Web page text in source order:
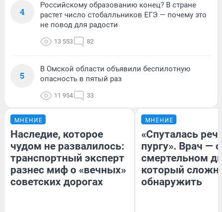
4
Российскому образованию конец? В стране
растет число стобалльников ЕГЭ — почему это
не повод для радости
13 553 82
5
В Омской области объявили беспилотную
опасность в пятый раз
11 954 33
МНЕНИЕ
Наследие, которое
чудом не развалилось:
транспортный эксперт
разнес миф о «вечных»
советских дорогах
МНЕНИЕ
«Спуталась
пургу». Врач — о
смертельном
который
обнаружить